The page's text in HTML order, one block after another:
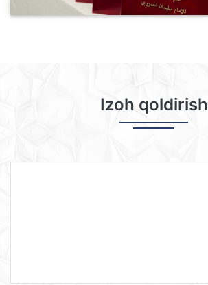
Izoh qoldirish